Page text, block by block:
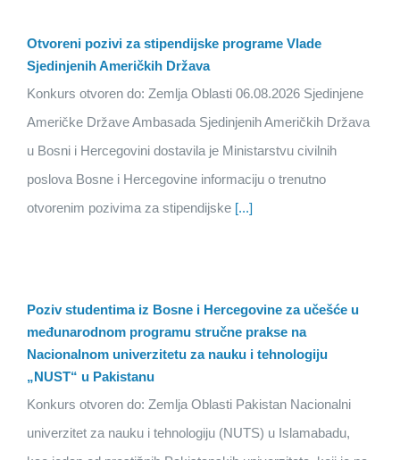
Otvoreni pozivi za stipendijske programe Vlade
Sjedinjenih Američkih Država
Konkurs otvoren do: Zemlja Oblasti 06.08.2026 Sjedinjene
Američke Države Ambasada Sjedinjenih Američkih Država
u Bosni i Hercegovini dostavila je Ministarstvu civilnih
poslova Bosne i Hercegovine informaciju o trenutno
otvorenim pozivima za stipendijske [...]
Poziv studentima iz Bosne i Hercegovine za učešće u
međunarodnom programu stručne prakse na
Nacionalnom univerzitetu za nauku i tehnologiju
„NUST“ u Pakistanu
Konkurs otvoren do: Zemlja Oblasti Pakistan Nacionalni
univerzitet za nauku i tehnologiju (NUTS) u Islamabadu,